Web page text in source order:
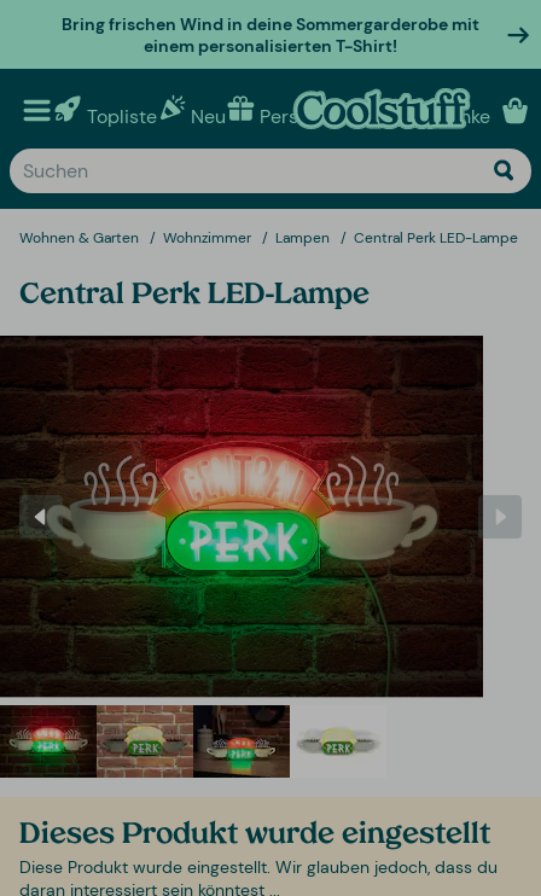
Bring frischen Wind in deine Sommergarderobe mit
einem personalisierten T-Shirt!
Topliste Neu Personalisierte geschenke
Wohnen & Garten Wohnzimmer Lampen Central Perk LED-Lampe
Central Perk LED-Lampe
Dieses Produkt wurde eingestellt
Diese Produkt wurde eingestellt. Wir glauben jedoch, dass du
daran interessiert sein könntest ...